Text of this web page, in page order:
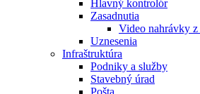
Hlavný kontrolór
Zasadnutia
Video nahrávky
Uznesenia
Infraštruktúra
Podniky a služby
Stavebný úrad
Pošta